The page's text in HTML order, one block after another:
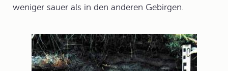
weniger sauer als in den anderen Gebirgen.